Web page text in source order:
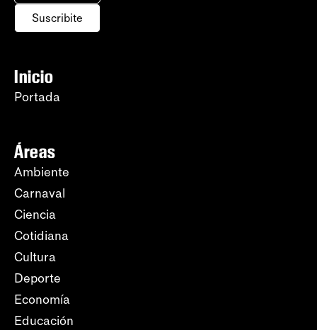
Suscribite
Inicio
Portada
Áreas
Ambiente
Carnaval
Ciencia
Cotidiana
Cultura
Deporte
Economía
Educación